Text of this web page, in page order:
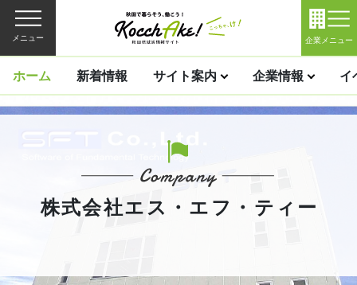
メニュー 企業メニュー
ホーム 新着情報 サイト案内 企業情報 イ
株式会社エス・エフ・ティー